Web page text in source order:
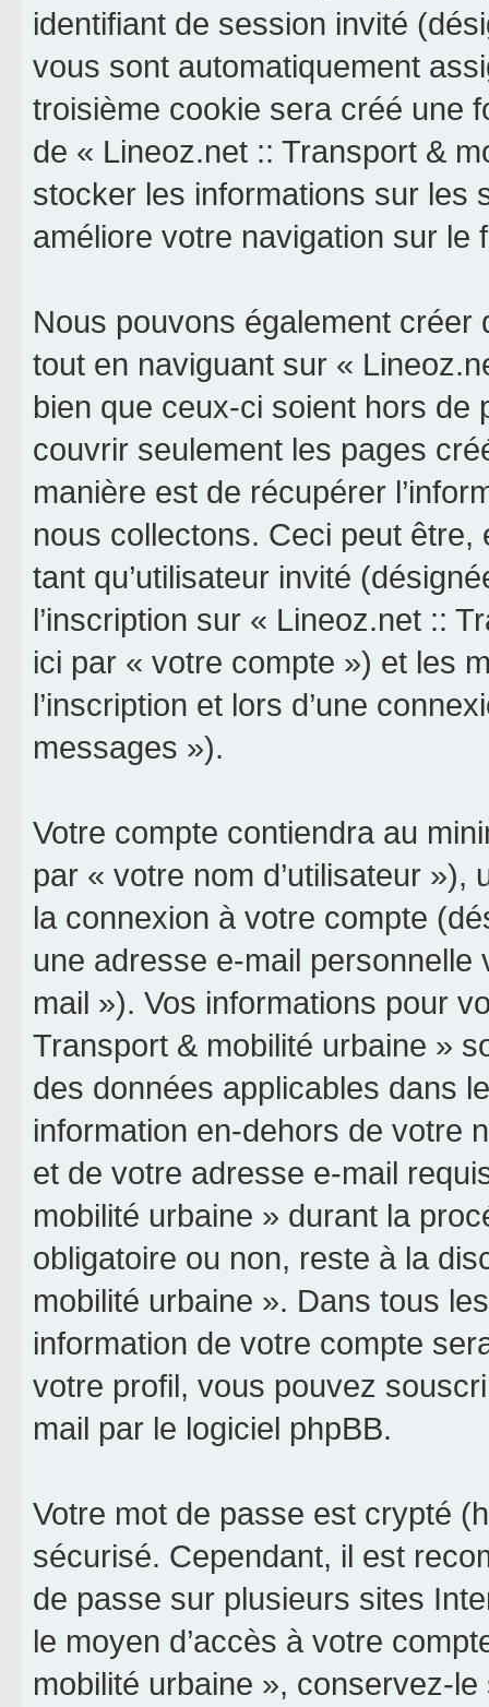
identifiant de session invité
vous sont automatiquement
troisième cookie sera créé une
de « Lineoz.net :: Transport &
stocker les informations sur les
améliore votre navigation sur le
Nous pouvons également
tout en naviguant sur «
bien que ceux-ci soient hors de
couvrir seulement les pages
manière est de récupérer
nous collectons. Ceci peut être,
tant qu’utilisateur invité
l’inscription sur « Lineoz.net ::
ici par « votre compte ») et les
l’inscription et lors d’une
messages »).
Votre compte contiendra au
par « votre nom d’utilisateur
la connexion à votre compte
une adresse e-mail
mail »). Vos informations pour
Transport & mobilité urbaine »
des données applicables dans
information en-dehors de votre
et de votre adresse e-mail
mobilité urbaine » durant la
obligatoire ou non, reste à la
mobilité urbaine ». Dans tous
information de votre compte
votre profil, vous pouvez
mail par le logiciel phpBB.
Votre mot de passe est crypté
sécurisé. Cependant, il est
de passe sur plusieurs sites
le moyen d’accès à votre
mobilité urbaine », conservez-